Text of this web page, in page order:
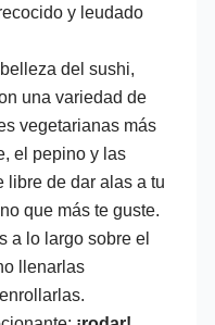
y leudado
del sushi,
una variedad de
vegetarianas más
el pepino y las
libre de dar alas a tu
que más te guste.
a lo largo sobre el
llenarlas